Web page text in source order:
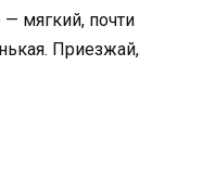
мягкий, почти
Приезжай,